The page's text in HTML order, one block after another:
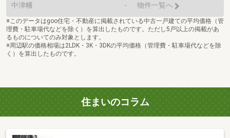
中津幡 - 物件一覧へ
※このデータはgoo住宅・不動産に掲載されている中古一戸建ての平均価格（管
理費・駐車場代などを除く）を算出したものです。ただし5戸以上の掲載があ
るものについてのみ対象とします。
※周辺駅の価格相場は2LDK・3K・3DKの平均価格（管理費・駐車場代などを除
く）を算出したものです。
住まいのコラム